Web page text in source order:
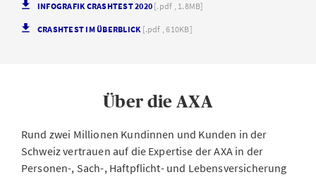
INFOGRAFIK CRASHTEST 2020 [.pdf , 1.8MB]
CRASHTEST IM ÜBERBLICK [.pdf , 610KB]
Über die AXA
Rund zwei Millionen Kundinnen und Kunden in der
Schweiz vertrauen auf die Expertise der AXA in der
Personen-, Sach-, Haftpflicht- und Lebensversicherung